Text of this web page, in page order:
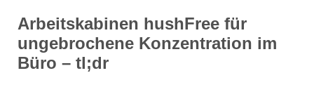
Arbeitskabinen hushFree für
ungebrochene Konzentration im
Büro – tl;dr